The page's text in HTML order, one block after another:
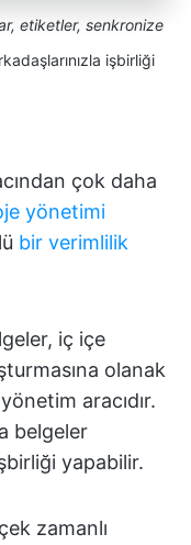
etiketler, senkronize
işbirliği
çok daha
yönetimi
bir verimlilik
iç içe
olanak
aracıdır.
belgeler
yapabilir.
zamanlı